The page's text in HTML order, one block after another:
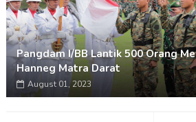
Pangdam I/BB Lantik 500 Orang
Hanneg Matra Darat
August 01, 2023